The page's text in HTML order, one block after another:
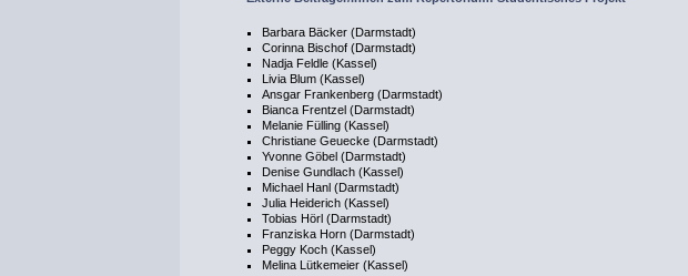
Barbara Bäcker (Darmstadt)
Corinna Bischof (Darmstadt)
Nadja Feldle (Kassel)
Livia Blum (Kassel)
Ansgar Frankenberg (Darmstadt)
Bianca Frentzel (Darmstadt)
Melanie Fülling (Kassel)
Christiane Geuecke (Darmstadt)
Yvonne Göbel (Darmstadt)
Denise Gundlach (Kassel)
Michael Hanl (Darmstadt)
Julia Heiderich (Kassel)
Tobias Hörl (Darmstadt)
Franziska Horn (Darmstadt)
Peggy Koch (Kassel)
Melina Lütkemeier (Kassel)